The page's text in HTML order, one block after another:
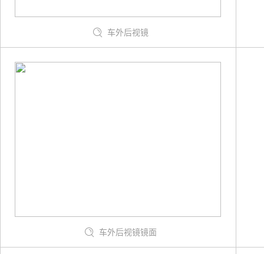
车外后视镜
车外后视镜镜面